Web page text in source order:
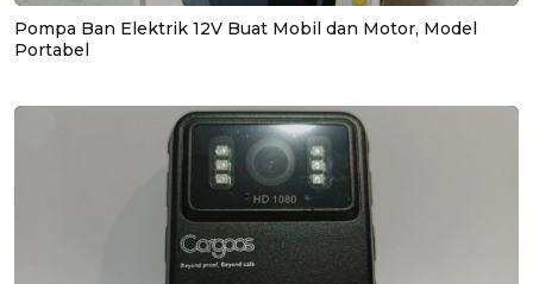
Pompa Ban Elektrik 12V Buat Mobil dan Motor, Model
Portabel